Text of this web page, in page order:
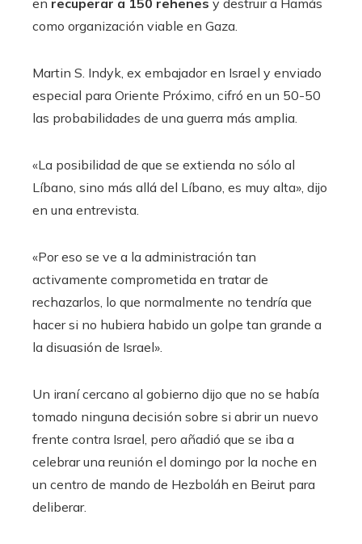
como organización viable en Gaza.
Martin S. Indyk, ex embajador en Israel y enviado
especial para Oriente Próximo, cifró en un 50-50
las probabilidades de una guerra más amplia.
«La posibilidad de que se extienda no sólo al
Líbano, sino más allá del Líbano, es muy alta», dijo
en una entrevista.
«Por eso se ve a la administración tan
activamente comprometida en tratar de
rechazarlos, lo que normalmente no tendría que
hacer si no hubiera habido un golpe tan grande a
la disuasión de Israel».
Un iraní cercano al gobierno dijo que no se había
tomado ninguna decisión sobre si abrir un nuevo
frente contra Israel, pero añadió que se iba a
celebrar una reunión el domingo por la noche en
un centro de mando de Hezboláh en Beirut para
deliberar.